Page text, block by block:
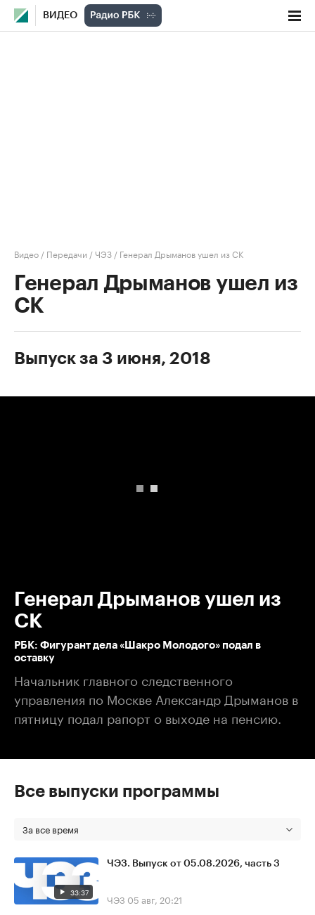
ВИДЕО
Видео / Передачи /ЧЭЗ / Генерал Дрыманов ушел из СК
Генерал Дрыманов ушел из
СК
Выпуск за 3 июня, 2018
Генерал Дрыманов ушел из
СК
РБК: Фигурант дела «Шакро Молодого» подал в
оставку
Начальник главного следственного
управления по Москве Александр Дрыманов в
пятницу подал рапорт о выходе на пенсию.
Все выпуски программы
За все время
33:37
ЧЭЗ. Выпуск от 05.08.2026, часть 3
ЧЭЗ 05 авг, 20:21